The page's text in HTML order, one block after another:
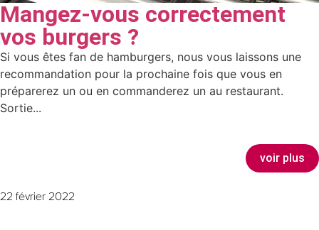
Mangez-vous correctement
vos burgers ?
Si vous êtes fan de hamburgers, nous vous laissons une
recommandation pour la prochaine fois que vous en
préparerez un ou en commanderez un au restaurant.
Sortie...
voir plus
22 février 2022